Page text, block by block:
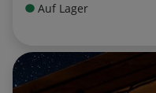
Auf Lager